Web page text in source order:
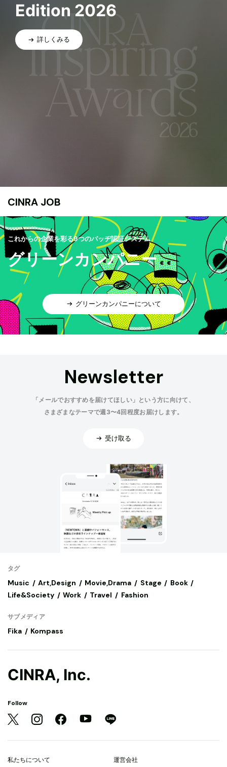
Edition 2026
詳しくみる
CINRA JOB
これからの企業を彩る9つのバッヂ認証システム
グリーンカンパニー
グリーンカンパニーについて
Newsletter
「メールでおすすめを届けてほしい」という方に向けて、
さまざまなテーマで週3〜4回程度お届けします。
受け取る
タグ
Music Art,Design Movie,Drama Stage
Book
Life&Society
Work Travel Fashion
サブメディア
Fika Kompass
CINRA, Inc.
Follow
私たちについて 運営会社